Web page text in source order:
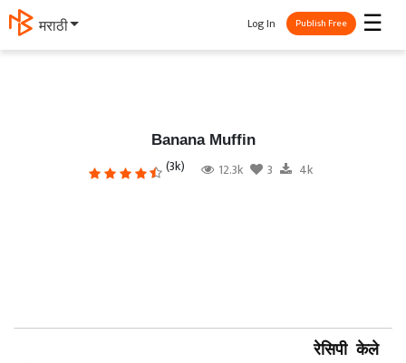
मराठी ☰
Log In Publish Free
Banana Muffin
(3k) 12.3k 3 4k
रेसिपी केले